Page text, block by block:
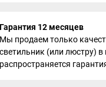
Гарантия 12 месяцев
Мы продаем только
светильник (или люстру)
распространяется